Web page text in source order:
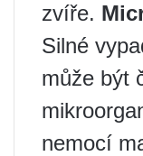
zvíře.
Silné
může být
nemocí